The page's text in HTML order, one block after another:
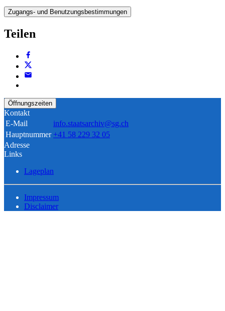
Zugangs- und Benutzungsbestimmungen
Teilen
Öffnungszeiten
Kontakt
E-Mail
info.staatsarchiv@sg.ch
Hauptnummer +41 58 229 32 05
Adresse
Links
Lageplan
Impressum
Disclaimer